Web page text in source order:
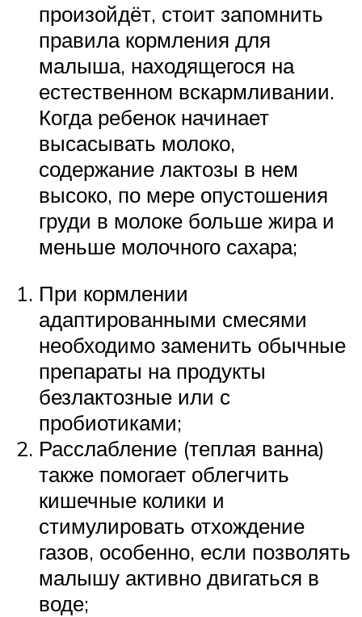
произойдёт, стоит запомнить
правила кормления для
малыша, находящегося на
естественном вскармливании.
Когда ребенок начинает
высасывать молоко,
содержание лактозы в нем
высоко, по мере опустошения
груди в молоке больше жира и
меньше молочного сахара;
При кормлении
адаптированными смесями
необходимо заменить обычные
препараты на продукты
безлактозные или с
пробиотиками;
Расслабление (теплая ванна)
также помогает облегчить
кишечные колики и
стимулировать отхождение
газов, особенно, если позволять
малышу активно двигаться в
воде;